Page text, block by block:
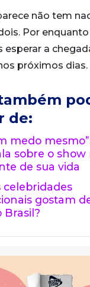
não tem
Por
esperar a
próximos dias.
de:
medo
sobre o show
de sua vida
celebridades
gostam
Brasil?